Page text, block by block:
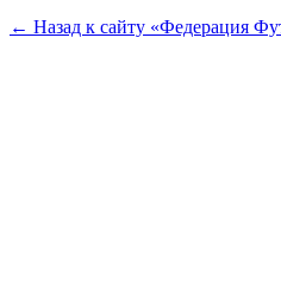
← Назад к сайту «Федерация